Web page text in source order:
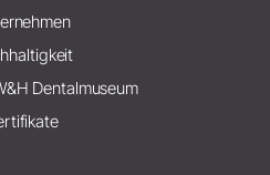
Dentalmuseum